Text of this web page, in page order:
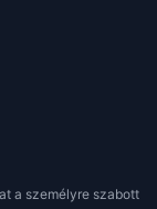
a személyre szabott